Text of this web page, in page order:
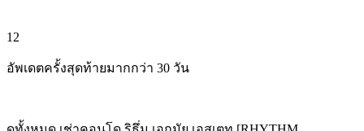
12
อัพเดตครั้งสุดท้ายมากกว่า 30 วัน